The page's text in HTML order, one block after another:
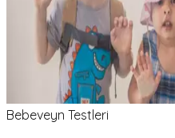
Bebeveyn Testleri